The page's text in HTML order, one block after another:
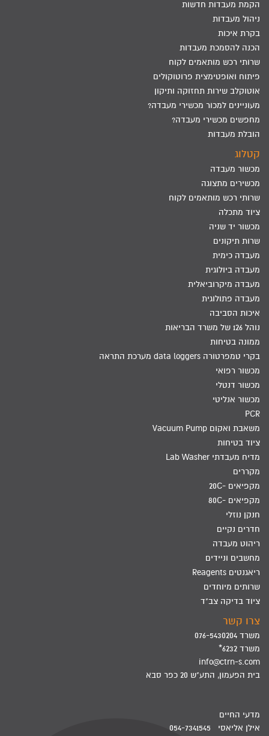
הקמת מעבדות חדשות
ניהול מעבדות
בקרת איכות
הכנה להסמכת מעבדות
שרותי רכש מותאמים לקוח
פיתוח ואופטימצית פרוטוקולים
אוטוקלב שירות תחזוקה ותיקון
מעוניינים למכור מכשירי מעבדה?
מחפשים מכשירי מעבדה?
הובלת מעבדות
קטלוג
מכשור מעבדה
מכשירים מתצוגה
שרותי רכש מותאמים לקוח
ציוד מתכלה
מכשור יד שניה
שרות תיקונים
מעבדה כימית
מעבדה ביולוגית
מעבדה מיקרוביאלית
מעבדה פתולוגית
איכות הסביבה
נוהל 126 של משרד הבריאות
ממונה בטיחות
בקרי טמפרטורה data loggers מערכת התראה
מכשור רפואי
מכשור דנטלי
מכשור אנליטי
PCR
משאבת ואקום Vacuum Pump
ציוד בטיחות
מדיח מעבדתי Lab Washer
מקררים
מקפיאים -20C
מקפיאים -80C
חנקן נוזלי
חדרים נקיים
ריהוט מעבדה
מחשבים וניידים
ריאגנטים Reagents
שרותים מיוחדים
ציוד בדיקה צב"ד
צרו קשר
משרד 076-5430204
משרד 6232*
info@ctrn-s.com
בית הפעמון, התע"ש 20 כפר סבא
מדעי החיים
אילן אליאסי 054-7341545